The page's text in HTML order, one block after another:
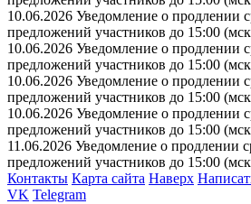
10.06.2026 Уведомление о продлении
предложений участников до 15:00
10.06.2026 Уведомление о продлении
предложений участников до 15:00
10.06.2026 Уведомление о продлении
предложений участников до 15:00
10.06.2026 Уведомление о продлении
предложений участников до 15:00
11.06.2026 Уведомление о продлении
предложений участников до 15:00
Контакты Карта сайта Наверх
VK Telegram